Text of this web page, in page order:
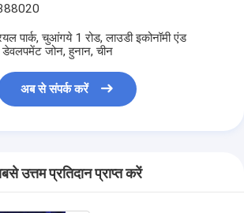
पार्क, चुआंगये 1 रोड, लाउडी इकोनॉमी एंड
जोन, हुनान, चीन
अब से संपर्क करें
उत्तम प्रतिदान प्राप्त करें